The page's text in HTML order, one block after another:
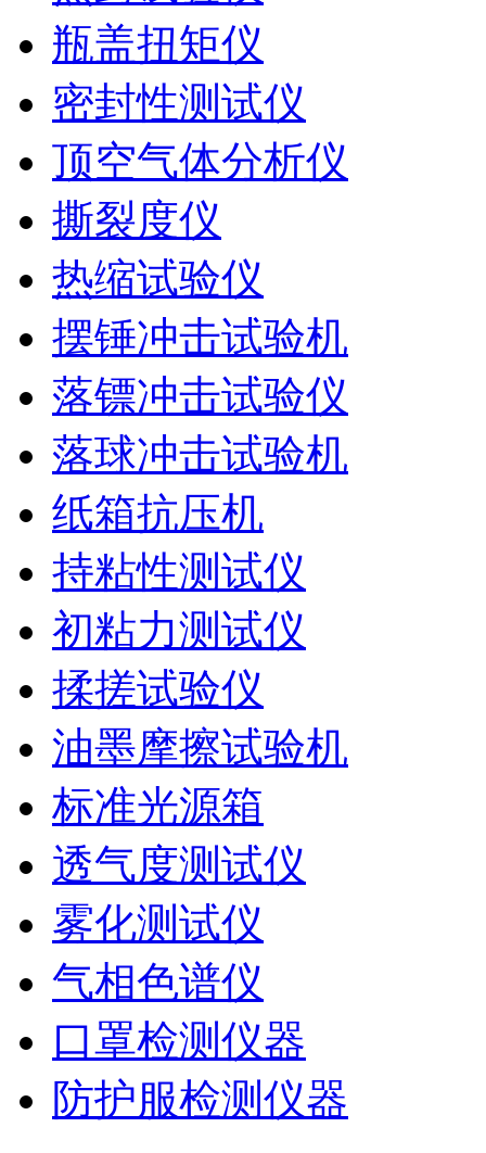
瓶盖扭矩仪
密封性测试仪
顶空气体分析仪
撕裂度仪
热缩试验仪
摆锤冲击试验机
落镖冲击试验仪
落球冲击试验机
纸箱抗压机
持粘性测试仪
初粘力测试仪
揉搓试验仪
油墨摩擦试验机
标准光源箱
透气度测试仪
雾化测试仪
气相色谱仪
口罩检测仪器
防护服检测仪器